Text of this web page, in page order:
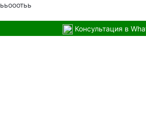
ььооотьь
Консультация в